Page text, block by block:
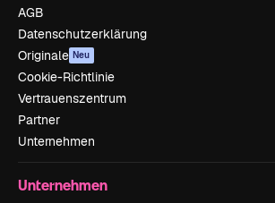
AGB
Datenschutzerklärung
Originale Neu
Cookie-Richtlinie
Vertrauenszentrum
Partner
Unternehmen
Unternehmen